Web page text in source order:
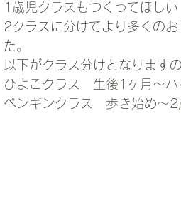
1歳児クラスもつくってほし
2クラスに分けてより多くの
た。
以下がクラス分けとなります
ひよこクラス　生後1ヶ月〜ハ
ペンギンクラス　歩き始め〜